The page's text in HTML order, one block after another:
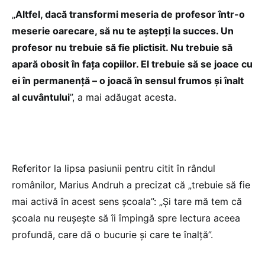
„Altfel, dacă transformi meseria de profesor într-o
meserie oarecare, să nu te aștepți la succes. Un
profesor nu trebuie să fie plictisit. Nu trebuie să
apară obosit în fața copiilor. El trebuie să se joace cu
ei în permanență – o joacă în sensul frumos și înalt
al cuvântului”, a mai adăugat acesta.
Referitor la lipsa pasiunii pentru citit în rândul
românilor, Marius Andruh a precizat că „trebuie să fie
mai activă în acest sens școala”: „Și tare mă tem că
școala nu reușește să îi împingă spre lectura aceea
profundă, care dă o bucurie și care te înalță”.